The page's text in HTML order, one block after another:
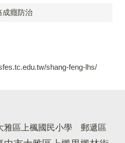
成癮防治
shang-feng-lhs/
雅區上楓國民小學 郵遞區